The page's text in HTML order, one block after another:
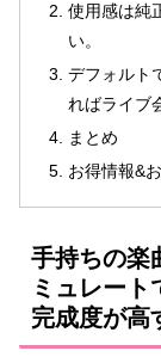
使用感は純
い。
デフォルト
ればライブ
まとめ
お得情報&
手持ちの楽
ミュレー
完成度が高